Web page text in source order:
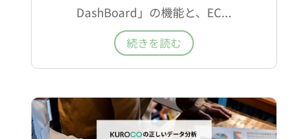
DashBoard」の機能と、EC...
続きを読む